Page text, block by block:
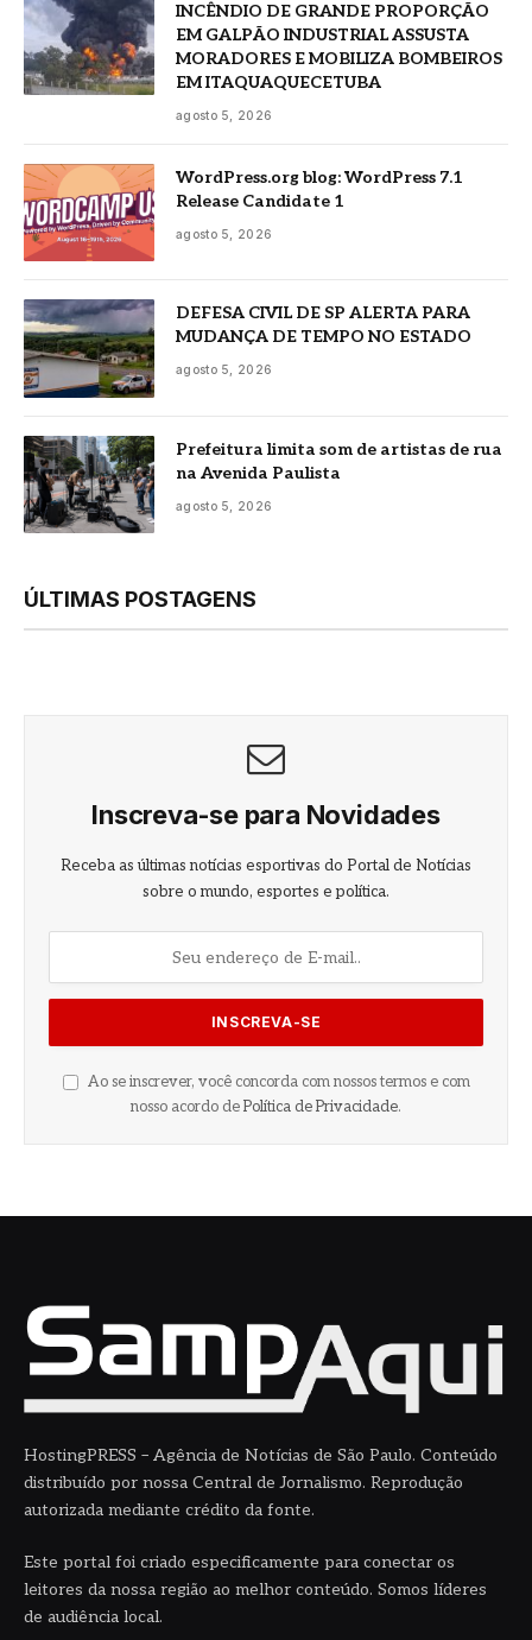
INCÊNDIO DE GRANDE PROPORÇÃO
EM GALPÃO INDUSTRIAL ASSUSTA
MORADORES E MOBILIZA BOMBEIROS
EM ITAQUAQUECETUBA
agosto 5, 2026
WordPress.org blog: WordPress 7.1
Release Candidate 1
agosto 5, 2026
DEFESA CIVIL DE SP ALERTA PARA
MUDANÇA DE TEMPO NO ESTADO
agosto 5, 2026
Prefeitura limita som de artistas de rua
na Avenida Paulista
agosto 5, 2026
ÚLTIMAS POSTAGENS
Inscreva-se para Novidades
Receba as últimas notícias esportivas do Portal de Notícias
sobre o mundo, esportes e política.
Ao se inscrever, você concorda com nossos termos e com
nosso acordo de Política de Privacidade.
HostingPRESS – Agência de Notícias de São Paulo. Conteúdo
distribuído por nossa Central de Jornalismo. Reprodução
autorizada mediante crédito da fonte.
Este portal foi criado especificamente para conectar os
leitores da nossa região ao melhor conteúdo. Somos líderes
de audiência local.